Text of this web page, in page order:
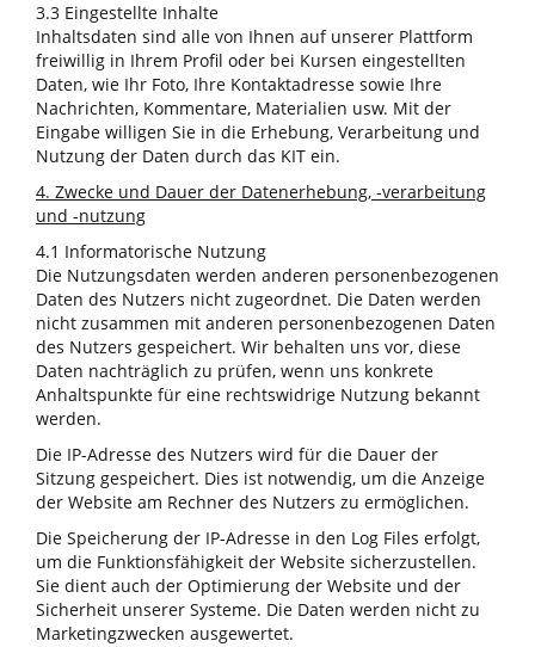
3.3 Eingestellte Inhalte
Inhaltsdaten sind alle von Ihnen auf unserer Plattform
freiwillig in Ihrem Profil oder bei Kursen eingestellten
Daten, wie Ihr Foto, Ihre Kontaktadresse sowie Ihre
Nachrichten, Kommentare, Materialien usw. Mit der
Eingabe willigen Sie in die Erhebung, Verarbeitung und
Nutzung der Daten durch das KIT ein.
4. Zwecke und Dauer der Datenerhebung, -verarbeitung
und -nutzung
4.1 Informatorische Nutzung
Die Nutzungsdaten werden anderen personenbezogenen
Daten des Nutzers nicht zugeordnet. Die Daten werden
nicht zusammen mit anderen personenbezogenen Daten
des Nutzers gespeichert. Wir behalten uns vor, diese
Daten nachträglich zu prüfen, wenn uns konkrete
Anhaltspunkte für eine rechtswidrige Nutzung bekannt
werden.
Die IP-Adresse des Nutzers wird für die Dauer der
Sitzung gespeichert. Dies ist notwendig, um die Anzeige
der Website am Rechner des Nutzers zu ermöglichen.
Die Speicherung der IP-Adresse in den Log Files erfolgt,
um die Funktionsfähigkeit der Website sicherzustellen.
Sie dient auch der Optimierung der Website und der
Sicherheit unserer Systeme. Die Daten werden nicht zu
Marketingzwecken ausgewertet.